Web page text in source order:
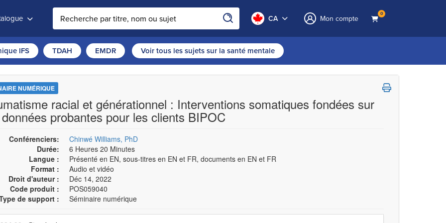
CA Mon compte 0
IFS TDAH EMDR Voir tous les sujets sur la santé mentale
NUMÉRIQUE
racial et générationnel : Interventions somatiques fondées sur
probantes pour les clients BIPOC
Conférenciers:
Chinwé Williams, PhD
Durée:
6 Heures 20 Minutes
Langue :
Présenté en EN, sous-titres en EN et FR, documents en EN et FR
Format :
Audio et vidéo
Droit d'auteur :
Déc 14, 2022
Code produit :
POS059040
de support :
Séminaire numérique